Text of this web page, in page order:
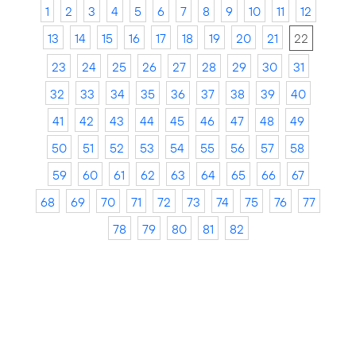
1 2 3 4 5 6 7 8 9 10 11
12
13
14 15 16 17 18 19 20 21
22
23
24 25 26 27 28 29 30
31
32
33 34 35 36 37 38 39
40
41
42 43 44 45 46 47 48
49
50
51 52 53 54 55 56 57
58
59
60 61 62 63 64 65 66
67
68
69 70 71 72 73 74 75 76
77
78
79 80 81 82